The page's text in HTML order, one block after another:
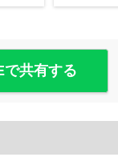
で共有する